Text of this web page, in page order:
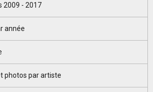
2009 - 2017
année
photos par artiste